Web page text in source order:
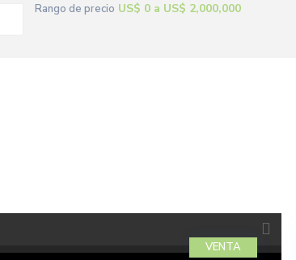
Rango de precio US$ 0 a US$ 2,000,000
VENTA